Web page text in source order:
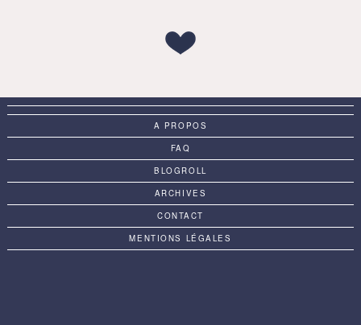
A PROPOS
FAQ
BLOGROLL
ARCHIVES
CONTACT
MENTIONS LÉGALES